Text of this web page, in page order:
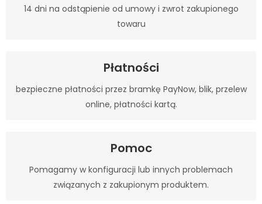
14 dni na odstąpienie od umowy i zwrot zakupionego
towaru
Płatności
bezpieczne płatności przez bramkę PayNow, blik, przelew
online, płatności kartą.
Pomoc
Pomagamy w konfiguracji lub innych problemach
związanych z zakupionym produktem.